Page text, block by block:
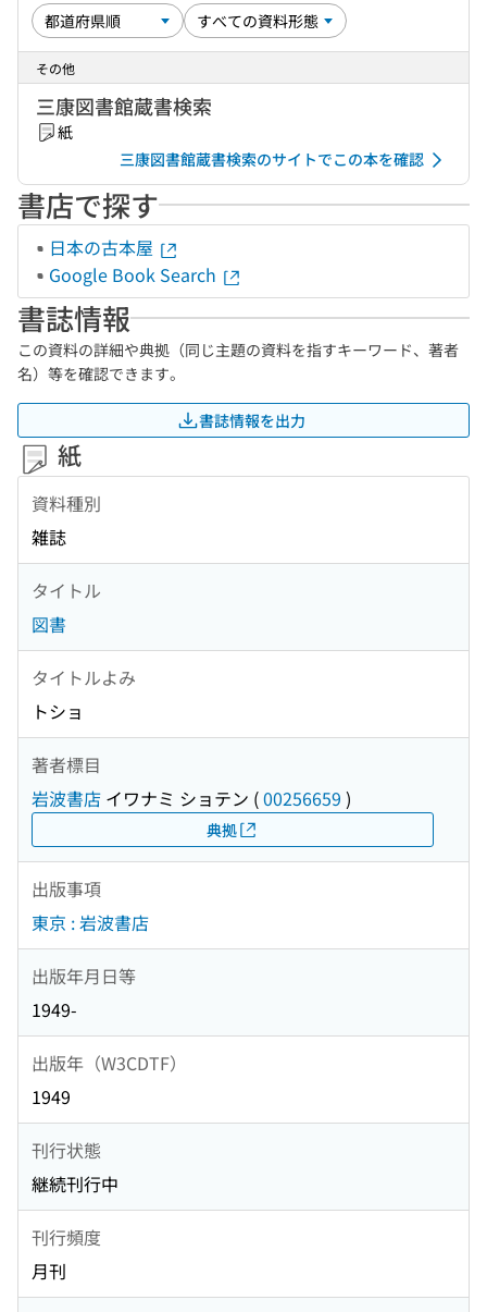
その他
三康図書館蔵書検索
紙
三康図書館蔵書検索のサイトでこの本を確認
書店で探す
日本の古本屋
Google Book Search
書誌情報
この資料の詳細や典拠（同じ主題の資料を指すキーワード、著者
名）等を確認できます。
書誌情報を出力
紙
資料種別
雑誌
タイトル
図書
タイトルよみ
トショ
著者標目
岩波書店 イワナミ ショテン (00256659 )
典拠
出版事項
東京 : 岩波書店
出版年月日等
1949-
出版年（W3CDTF）
1949
刊行状態
継続刊行中
刊行頻度
月刊